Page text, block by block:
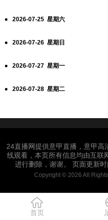
2026-07-25 星期六
2026-07-26 星期日
2026-07-27 星期一
2026-07-28 星期二
24直播网提供意甲直播，意甲高
线观看，本页所有信息均由互联
进行删除，谢谢。 页面更新
Copyright © 2026 All
首页